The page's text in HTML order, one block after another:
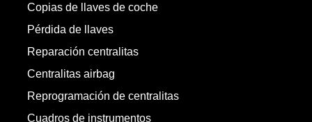
Copias de llaves de coche
Pérdida de llaves
Reparación centralitas
Centralitas airbag
Reprogramación de centralitas
Cuadros de instrumentos